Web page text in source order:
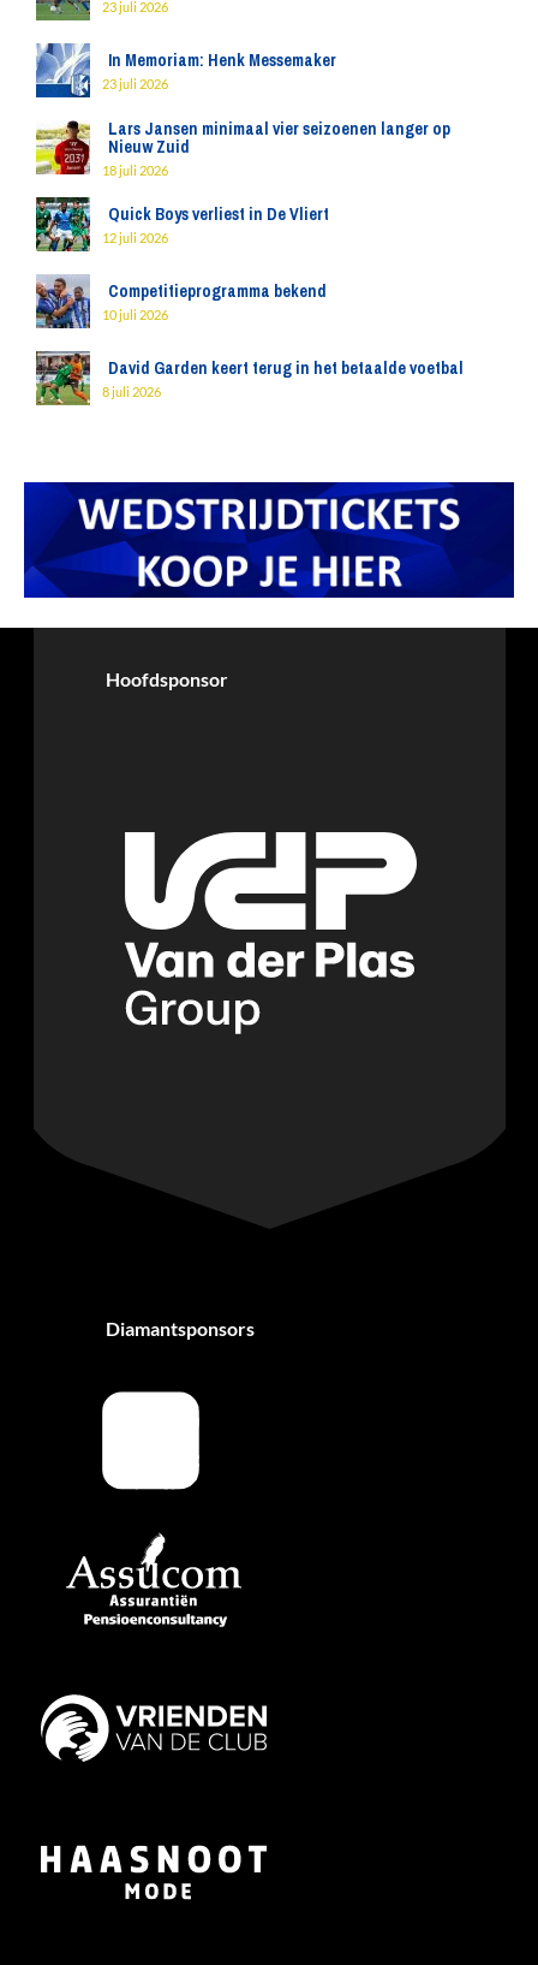
23 juli 2026
In Memoriam: Henk Messemaker
23 juli 2026
Lars Jansen minimaal vier seizoenen langer op
Nieuw Zuid
18 juli 2026
Quick Boys verliest in De Vliert
12 juli 2026
Competitieprogramma bekend
10 juli 2026
David Garden keert terug in het betaalde voetbal
8 juli 2026
Hoofdsponsor
Diamantsponsors